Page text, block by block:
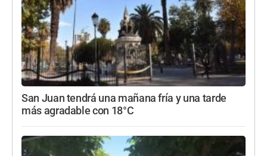
San Juan tendrá una mañana fría y una tarde
más agradable con 18°C